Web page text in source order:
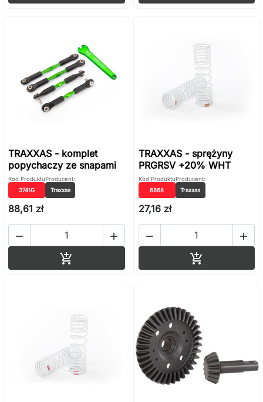
TRAXXAS - komplet
popychaczy ze snapami
Kod Produktu
3741G
Producent:
Traxxas
88,61 zł
 

TRAXXAS - sprężyny
PRGRSV +20% WHT
Kod Produktu
6868
Producent:
Traxxas
27,16 zł
 
